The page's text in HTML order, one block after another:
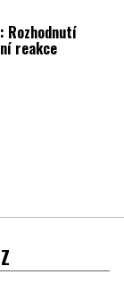
Rozhodnutí
reakce